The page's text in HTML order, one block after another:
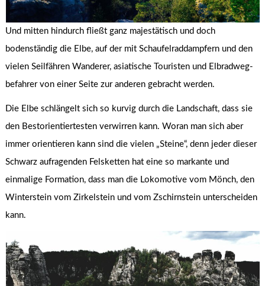
Und mitten hindurch fließt ganz majestätisch und doch
bodenständig die Elbe, auf der mit Schaufelraddampfern und den
vielen Seilfähren Wanderer, asiatische Touristen und Elbradweg-
befahrer von einer Seite zur anderen gebracht werden.
Die Elbe schlängelt sich so kurvig durch die Landschaft, dass sie
den Bestorientiertesten verwirren kann. Woran man sich aber
immer orientieren kann sind die vielen „Steine“, denn jeder dieser
Schwarz aufragenden Felsketten hat eine so markante und
einmalige Formation, dass man die Lokomotive vom Mönch, den
Winterstein vom Zirkelstein und vom Zschirnstein unterscheiden
kann.